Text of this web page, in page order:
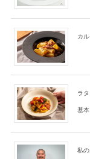
カ
ラ
基
私